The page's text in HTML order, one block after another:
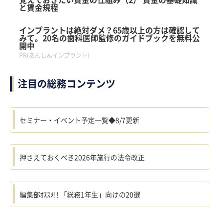
と賃金規程
インプラントは絶対ダメ？65歳以上の方は確認して
みて。20名の歯科医師監修のガイドブックを無料公
開中
PR(あんしんインプラント)
注目の総務コンテンツ
セミナー・イベント予定一覧◆8/7更新
押さえておくべき2026年施行の法令改正
編集部ｵｽｽﾒ!! 「総務1年生」向けの20選